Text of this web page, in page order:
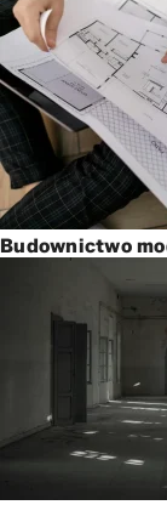
Budownictwo